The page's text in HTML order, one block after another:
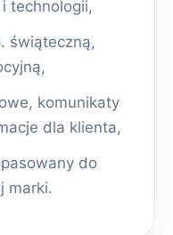
technologii,
świąteczną,
komunikaty
dla klienta,
do
marki.